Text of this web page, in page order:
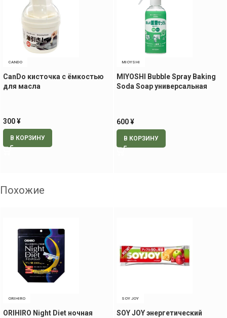
CANDO
CanDo кисточка с ёмкостью
для масла
300¥
В КОРЗИНУ
MIOYSHI
MIYOSHI Bubble Spray Baking
Soda Soap универсальная
600¥
В КОРЗИНУ
Похожие
ORIHIRO
ORIHIRO Night Diet ночная
SOY JOY
SOY JOY энергетический